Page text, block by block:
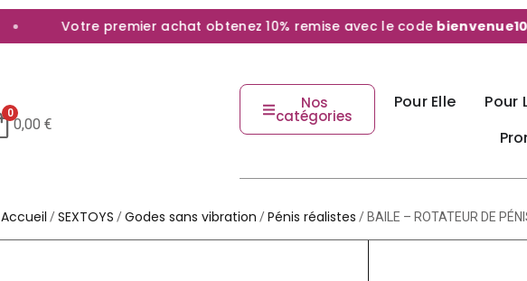
Votre premier achat obtenez 10% remise avec le code bienvenue10
0
0,00€
Nos
catégories
Pour Elle Pour
Accueil /SEXTOYS /Godes sans vibration /Pénis réalistes / BAILE – ROTATEUR DE